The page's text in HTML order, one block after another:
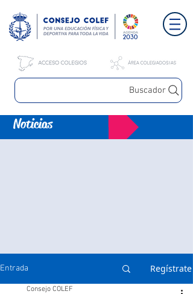
Buscador
Noticias
Entrada Regístrate
Consejo COLEF